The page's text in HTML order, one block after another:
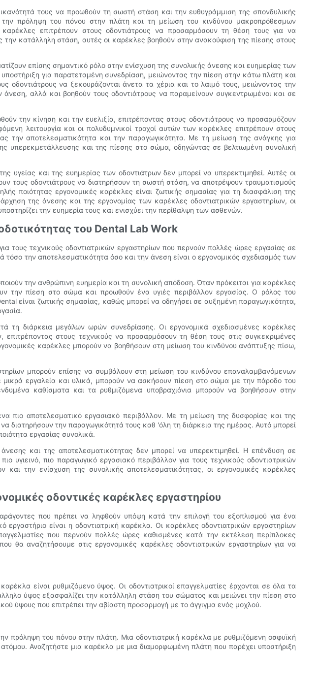
τους να προωθούν τη σωστή στάση και την ευθυγράμμιση της σπονδυλικής
πρόληψη του πόνου στην πλάτη και τη μείωση του κινδύνου μακροπρόθεσμων
επιτρέπουν στους οδοντιάτρους να προσαρμόσουν τη θέση τους για να
κατάλληλη στάση, αυτές οι καρέκλες βοηθούν στην ανακούφιση της πίεσης στους
επίσης σημαντικό ρόλο στην ενίσχυση της συνολικής άνεσης και ευημερίας των
για παρατεταμένη συνεδρίαση, μειώνοντας την πίεση στην κάτω πλάτη και
οδοντιάτρους να ξεκουράζονται άνετα τα χέρια και το λαιμό τους, μειώνοντας την
αλλά και βοηθούν τους οδοντιάτρους να παραμείνουν συγκεντρωμένοι και σε
την κίνηση και την ευελιξία, επιτρέποντας στους οδοντιάτρους να προσαρμόζουν
λειτουργία και οι πολυδυμνικοί τροχοί αυτών των καρέκλες επιτρέπουν στους
την αποτελεσματικότητα και την παραγωγικότητα. Με τη μείωση της ανάγκης για
και της πίεσης στο σώμα, οδηγώντας σε βελτιωμένη συνολική
υγείας και της ευημερίας των οδοντιάτρων δεν μπορεί να υπερεκτιμηθεί. Αυτές οι
τους οδοντιάτρους να διατηρήσουν τη σωστή στάση, να αποτρέψουν τραυματισμούς
ποιότητας εργονομικές καρέκλες είναι ζωτικής σημασίας για τη διασφάλιση της
της άνεσης και της εργονομίας των καρέκλες οδοντιατρικών εργαστηρίων, οι
την ευημερία τους και ενισχύει την περίθαλψη των ασθενών.
του Dental Lab Work
τους τεχνικούς οδοντιατρικών εργαστηρίων που περνούν πολλές ώρες εργασίας σε
την αποτελεσματικότητα όσο και την άνεση είναι ο εργονομικός σχεδιασμός των
την ανθρώπινη ευημερία και τη συνολική απόδοση. Όταν πρόκειται για καρέκλες
την πίεση στο σώμα και προωθούν ένα υγιές περιβάλλον εργασίας. Ο ρόλος του
είναι ζωτικής σημασίας, καθώς μπορεί να οδηγήσει σε αυξημένη παραγωγικότητα,
τη διάρκεια μεγάλων ωρών συνεδρίασης. Οι εργονομικά σχεδιασμένες καρέκλες
στους τεχνικούς να προσαρμόσουν τη θέση τους στις συγκεκριμένες
καρέκλες μπορούν να βοηθήσουν στη μείωση του κινδύνου ανάπτυξης πίσω,
μπορούν επίσης να συμβάλουν στη μείωση του κινδύνου επαναλαμβανόμενων
εργαλεία και υλικά, μπορούν να ασκήσουν πίεση στο σώμα με την πάροδο του
καθίσματα και τα ρυθμιζόμενα υποβραχιόνια μπορούν να βοηθήσουν στην
πιο αποτελεσματικό εργασιακό περιβάλλον. Με τη μείωση της δυσφορίας και της
διατηρήσουν την παραγωγικότητά τους καθ 'όλη τη διάρκεια της ημέρας. Αυτό μπορεί
εργασίας συνολικά.
και της αποτελεσματικότητας δεν μπορεί να υπερεκτιμηθεί. Η επένδυση σε
υγιεινό, πιο παραγωγικό εργασιακό περιβάλλον για τους τεχνικούς οδοντιατρικών
την ενίσχυση της συνολικής αποτελεσματικότητας, οι εργονομικές καρέκλες
οδοντικές καρέκλες εργαστηρίου
που πρέπει να ληφθούν υπόψη κατά την επιλογή του εξοπλισμού για ένα
είναι η οδοντιατρική καρέκλα. Οι καρέκλες οδοντιατρικών εργαστηρίων
που περνούν πολλές ώρες καθισμένες κατά την εκτέλεση περίπλοκες
θα αναζητήσουμε στις εργονομικές καρέκλες οδοντιατρικών εργαστηρίων για να
είναι ρυθμιζόμενο ύψος. Οι οδοντιατρικοί επαγγελματίες έρχονται σε όλα τα
ύψος εξασφαλίζει την κατάλληλη στάση του σώματος και μειώνει την πίεση στο
ύψους που επιτρέπει την αβίαστη προσαρμογή με το άγγιγμα ενός μοχλού.
πρόληψη του πόνου στην πλάτη. Μια οδοντιατρική καρέκλα με ρυθμιζόμενη οσφυϊκή
Αναζητήστε μια καρέκλα με μια διαμορφωμένη πλάτη που παρέχει υποστήριξη